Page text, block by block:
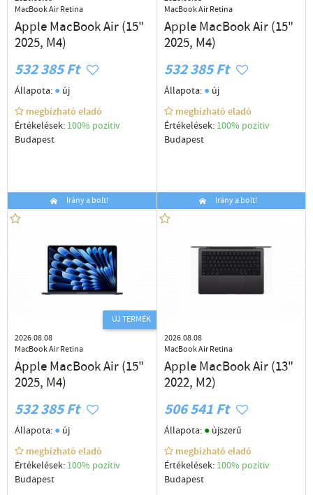
MacBook Air Retina
Apple MacBook Air (15"
2025, M4)
532 385 Ft
Állapota: ● új
megbízható eladó
Értékelések: 100% pozítiv
Budapest
Irány a bolt!
MacBook Air Retina
Apple MacBook Air (15"
2025, M4)
532 385 Ft
Állapota: ●új
megbízható eladó
Értékelések: 100% pozítiv
Budapest
Irány a bolt!
ÚJ TERMÉK
2026.08.08
MacBook Air Retina
Apple MacBook Air (15"
2025, M4)
532 385 Ft
Állapota: ● új
megbízható eladó
Értékelések: 100% pozítiv
Budapest
2026.08.08
MacBook Air Retina
Apple MacBook Air (13"
2022, M2)
506 541 Ft
Állapota: ●újszerű
megbízható eladó
Értékelések: 100% pozítiv
Budapest